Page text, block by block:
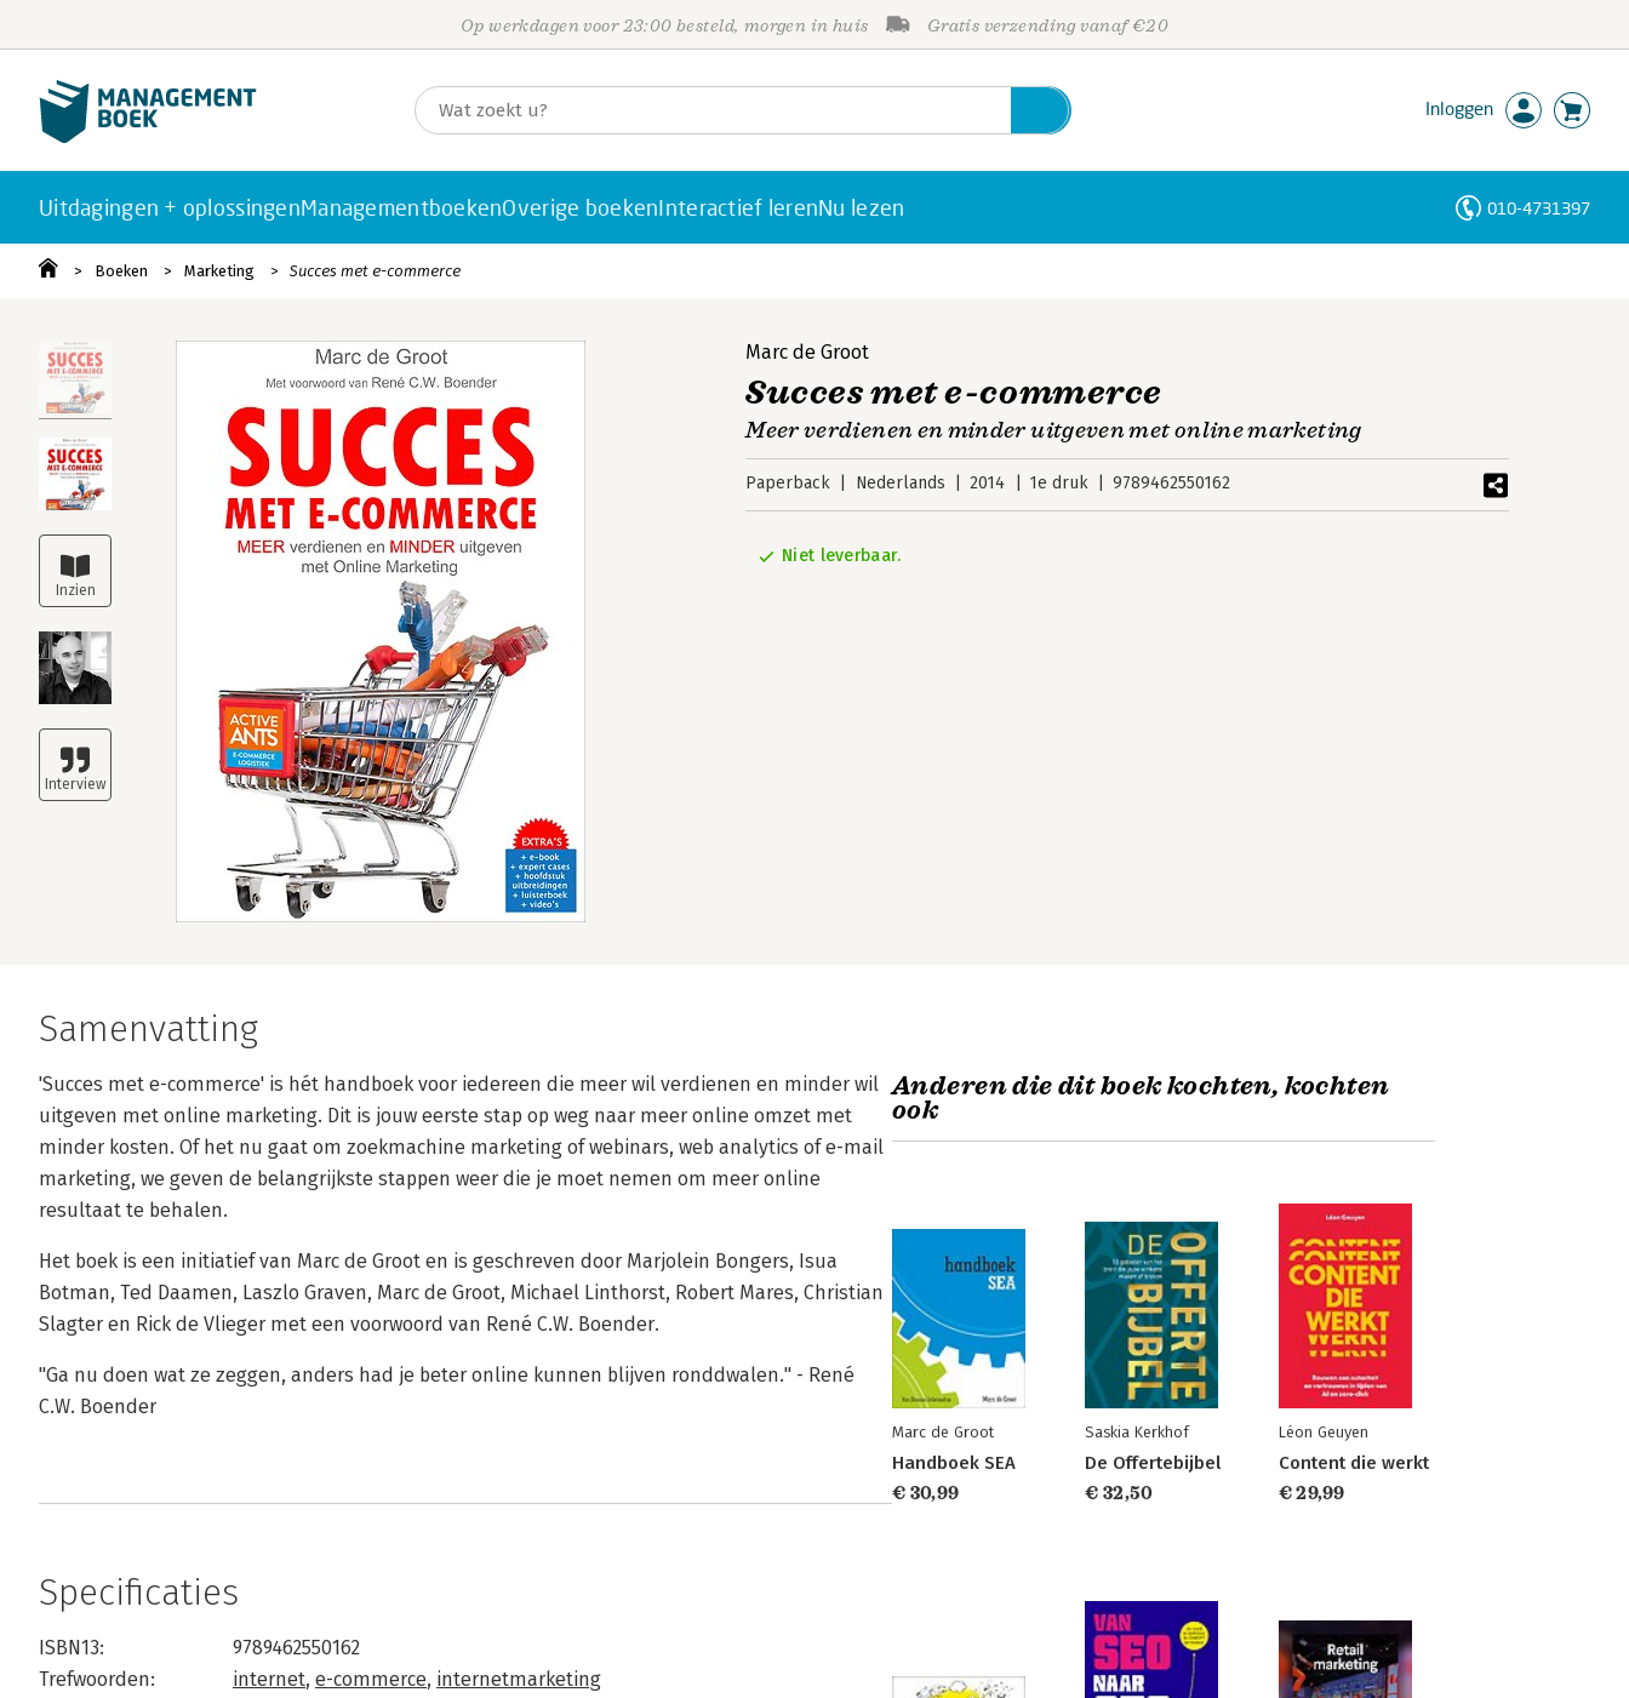
Op werkdagen voor 23:00 besteld, morgen in huis Gratis verzending vanaf €20
Inloggen
Uitdagingen + oplossingenManagementboekenOverige boekenInteractief lerenNu lezen 010-4731397
Boeken Marketing Succes met e-commerce
Marc de Groot
Succes met e-commerce
Meer verdienen en minder uitgeven met online marketing
Paperback Nederlands 2014 1e druk 9789462550162
Niet leverbaar.
Samenvatting
'Succes met e-commerce' is hét handboek voor iedereen die meer wil verdienen en minder wil
uitgeven met online marketing. Dit is jouw eerste stap op weg naar meer online omzet met
minder kosten. Of het nu gaat om zoekmachine marketing of webinars, web analytics of e-mail
marketing, we geven de belangrijkste stappen weer die je moet nemen om meer online
resultaat te behalen.
Het boek is een initiatief van Marc de Groot en is geschreven door Marjolein Bongers, Isua
Botman, Ted Daamen, Laszlo Graven, Marc de Groot, Michael Linthorst, Robert Mares, Christian
Slagter en Rick de Vlieger met een voorwoord van René C.W. Boender.
"Ga nu doen wat ze zeggen, anders had je beter online kunnen blijven ronddwalen." - René
C.W. Boender
Specificaties
ISBN13:
9789462550162
Trefwoorden:
internet, e-commerce, internetmarketing
Anderen die dit boek kochten, kochten
ook
Marc de Groot
Handboek SEA
€ 30,99
Saskia Kerkhof
De Offertebijbel
€ 32,50
Léon Geuyen
Content die werkt
€ 29,99
Personen